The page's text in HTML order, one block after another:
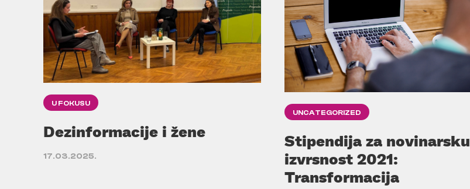
U FOKUSU
Dezinformacije i žene
17.03.2025.
UNCATEGORIZED
Stipendija za novinarsku
izvrsnost 2021:
Transformacija